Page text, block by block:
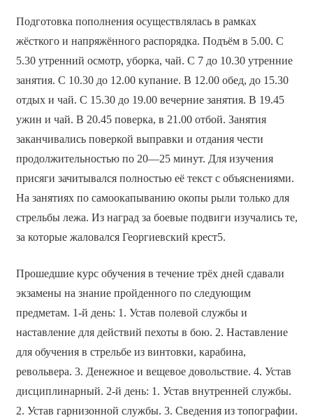
Подготовка пополнения осуществлялась в рамках
жёсткого и напряжённого распорядка. Подъём в 5.00. С
5.30 утренний осмотр, уборка, чай. С 7 до 10.30 утренние
занятия. С 10.30 до 12.00 купание. В 12.00 обед, до 15.30
отдых и чай. С 15.30 до 19.00 вечерние занятия. В 19.45
ужин и чай. В 20.45 поверка, в 21.00 отбой. Занятия
заканчивались поверкой выправки и отдания чести
продолжительностью по 20—25 минут. Для изучения
присяги зачитывался полностью её текст с объяснениями.
На занятиях по самоокапыванию окопы рыли только для
стрельбы лежа. Из наград за боевые подвиги изучались те,
за которые жаловался Георгиевский крест5.
Прошедшие курс обучения в течение трёх дней сдавали
экзамены на знание пройденного по следующим
предметам. 1-й день: 1. Устав полевой службы и
наставление для действий пехоты в бою. 2. Наставление
для обучения в стрельбе из винтовки, карабина,
револьвера. 3. Денежное и вещевое довольствие. 4. Устав
дисциплинарный. 2-й день: 1. Устав внутренней службы.
2. Устав гарнизонной службы. 3. Сведения из топографии.